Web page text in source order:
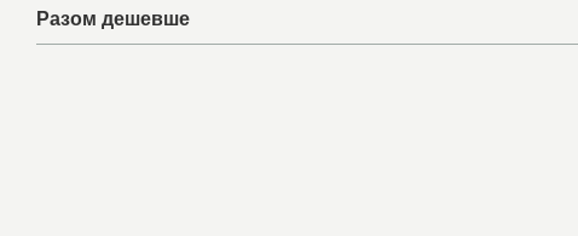
Разом дешевше